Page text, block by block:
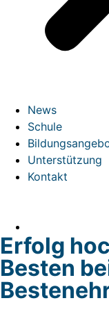
News
Schule
Unterstützung
Kontakt
Erfolg
Besten